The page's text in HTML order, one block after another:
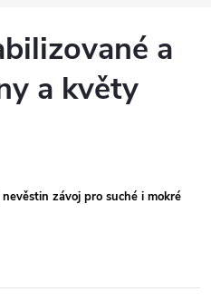
a
a květy
závoj pro suché i mokré